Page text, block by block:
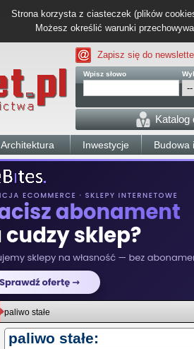
Strona korzysta z ciasteczek (plików
Możesz określić warunki
Zapisz się do
Wpisz słowo
Katalog
Architektura Inwestycje Budowa
paliwo stałe
paliwo stałe: